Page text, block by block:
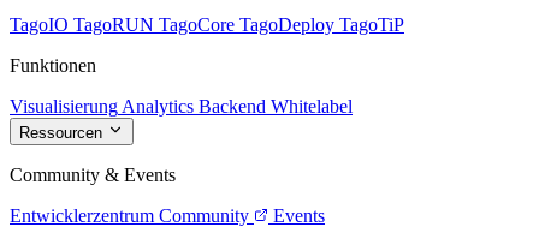
TagoIO TagoRUN TagoCore TagoDeploy TagoTiP
Funktionen
Visualisierung Analytics Backend Whitelabel
Ressourcen
Community & Events
Entwicklerzentrum Community
Events